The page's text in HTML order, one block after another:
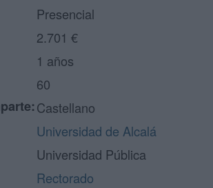
Presencial
2.701 €
1 años
60
Castellano
Universidad de Alcalá
Universidad Pública
Rectorado